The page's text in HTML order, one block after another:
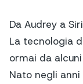
Da Audrey a
La tecnologia
ormai da
Nato negli anni